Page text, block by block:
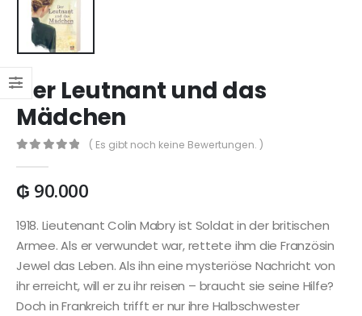
Der Leutnant und das
Mädchen
( Es gibt noch keine Bewertungen. )
₲ 90.000
1918. Lieutenant Colin Mabry ist Soldat in der britischen
Armee. Als er verwundet war, rettete ihm die Französin
Jewel das Leben. Als ihn eine mysteriöse Nachricht von
ihr erreicht, will er zu ihr reisen – braucht sie seine Hilfe?
Doch in Frankreich trifft er nur ihre Halbschwester